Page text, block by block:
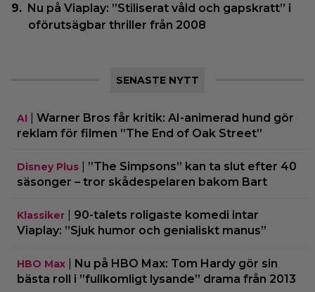
Nu på Viaplay: ”Stiliserat våld och gapskratt” i
oförutsägbar thriller från 2008
SENASTE NYTT
AI
Warner Bros får kritik: AI-animerad hund gör
reklam för filmen ”The End of Oak Street”
Disney Plus
”The Simpsons” kan ta slut efter 40
säsonger – tror skådespelaren bakom Bart
Klassiker
90-talets roligaste komedi intar
Viaplay: ”Sjuk humor och genialiskt manus”
HBO Max
Nu på HBO Max: Tom Hardy gör sin
bästa roll i ”fullkomligt lysande” drama från 2013